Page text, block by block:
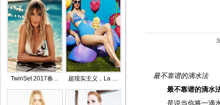
TwinSet 2017春… 超现实主义，La …
最不靠谱的滴水法
最不靠谱的滴水
是说当你将一滴水